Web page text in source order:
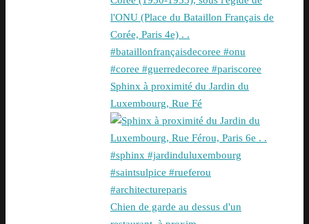
Sphinx à proximité du Jardin du
Luxembourg, Rue Fé
Chien de garde au dessus d'un